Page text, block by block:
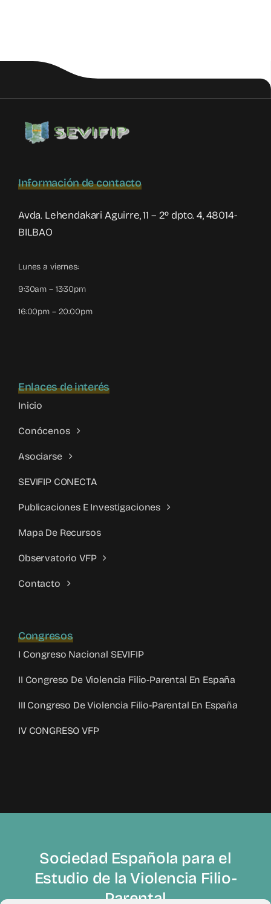
Información de contacto
Avda. Lehendakari Aguirre, 11 – 2º dpto. 4, 48014-
BILBAO
Lunes a viernes:
9:30am – 13:30pm
16:00pm – 20:00pm
Enlaces de interés
Inicio
Conócenos
Asociarse
SEVIFIP CONECTA
Publicaciones E Investigaciones
Mapa De Recursos
Observatorio VFP
Contacto
Congresos
I Congreso Nacional SEVIFIP
II Congreso De Violencia Filio-Parental En España
III Congreso De Violencia Filio-Parental En España
IV CONGRESO VFP
Sociedad Española para el
Estudio de la Violencia Filio-
Parental